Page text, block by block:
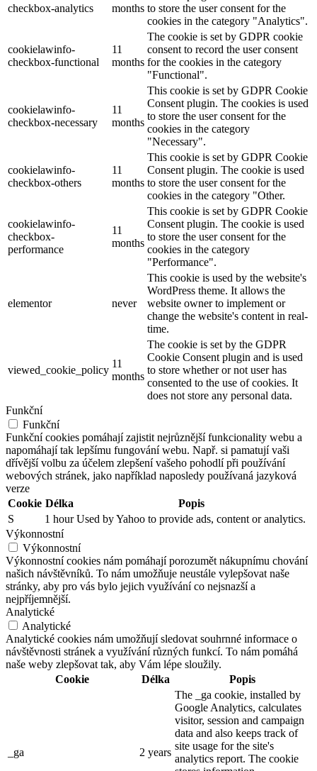
checkbox-analytics
months to store the user consent for the
cookies in the category "Analytics".
cookielawinfo-
checkbox-functional
11
months
The cookie is set by GDPR cookie
consent to record the user consent
for the cookies in the category
"Functional".
cookielawinfo-
checkbox-necessary
11
months
This cookie is set by GDPR Cookie
Consent plugin. The cookies is used
to store the user consent for the
cookies in the category
"Necessary".
cookielawinfo-
checkbox-others
11
months
This cookie is set by GDPR Cookie
Consent plugin. The cookie is used
to store the user consent for the
cookies in the category "Other.
cookielawinfo-
checkbox-
performance
11
months
This cookie is set by GDPR Cookie
Consent plugin. The cookie is used
to store the user consent for the
cookies in the category
"Performance".
elementor never
This cookie is used by the website's
WordPress theme. It allows the
website owner to implement or
change the website's content in real-
time.
viewed_cookie_policy
11
months
The cookie is set by the GDPR
Cookie Consent plugin and is used
to store whether or not user has
consented to the use of cookies. It
does not store any personal data.
Funkční
Funkční
Funkční cookies pomáhají zajistit nejrůznější funkcionality webu a
napomáhají tak lepšímu fungování webu. Např. si pamatují vaši
dřívější volbu za účelem zlepšení vašeho pohodlí při používání
webových stránek, jako například naposledy používaná jazyková
verze
Cookie Délka
Popis
S
1 hour Used by Yahoo to provide ads, content or analytics.
Výkonnostní
Výkonnostní
Výkonnostní cookies nám pomáhají porozumět nákupnímu chování
našich návštěvníků. To nám umožňuje neustále vylepšovat naše
stránky, aby pro vás bylo jejich využívání co nejsnazší a
nejpříjemnější.
Analytické
Analytické
Analytické cookies nám umožňují sledovat souhrnné informace o
návštěvnosti stránek a využívání různých funkcí. To nám pomáhá
naše weby zlepšovat tak, aby Vám lépe sloužily.
Cookie
Délka Popis
_ga 2 years
The _ga cookie, installed by
Google Analytics, calculates
visitor, session and campaign
data and also keeps track of
site usage for the site's
analytics report. The cookie